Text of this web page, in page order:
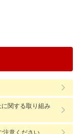
関する取り組み